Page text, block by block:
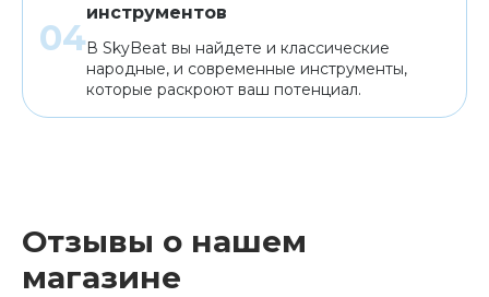
инструментов
В SkyBeat вы найдете и классические
народные, и современные инструменты,
которые раскроют ваш потенциал.
Отзывы о нашем
магазине